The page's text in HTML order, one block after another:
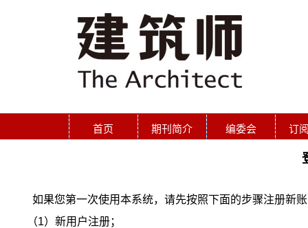
首页 期刊简介 编委会 订
如果您第一次使用本系统，请先按照下面的步骤注册新
（1）新用户注册；